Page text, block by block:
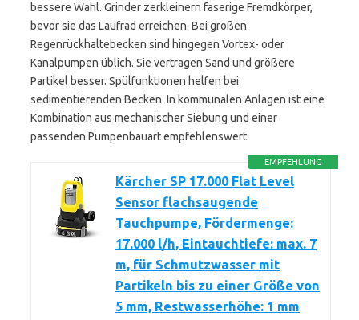
bessere Wahl. Grinder zerkleinern faserige Fremdkörper,
bevor sie das Laufrad erreichen. Bei großen
Regenrückhaltebecken sind hingegen Vortex- oder
Kanalpumpen üblich. Sie vertragen Sand und größere
Partikel besser. Spülfunktionen helfen bei
sedimentierenden Becken. In kommunalen Anlagen ist eine
Kombination aus mechanischer Siebung und einer
passenden Pumpenbauart empfehlenswert.
EMPFEHLUNG
Kärcher SP 17.000 Flat Level
Sensor flachsaugende
Tauchpumpe, Fördermenge:
17.000 l/h, Eintauchtiefe: max. 7
m, für Schmutzwasser mit
Partikeln bis zu einer Größe von
5 mm, Restwasserhöhe: 1 mm